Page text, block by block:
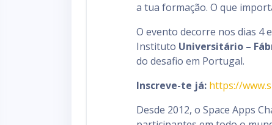
a tua formação. O que
O evento decorre nos dias 4
Instituto Universitário –
do desafio em Portugal.
Inscreve-te já: https://
Desde 2012, o Space Apps